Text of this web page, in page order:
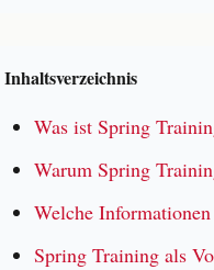
Inhaltsverzeichnis
Was ist Spring
Warum Spring
Welche
Spring Training als